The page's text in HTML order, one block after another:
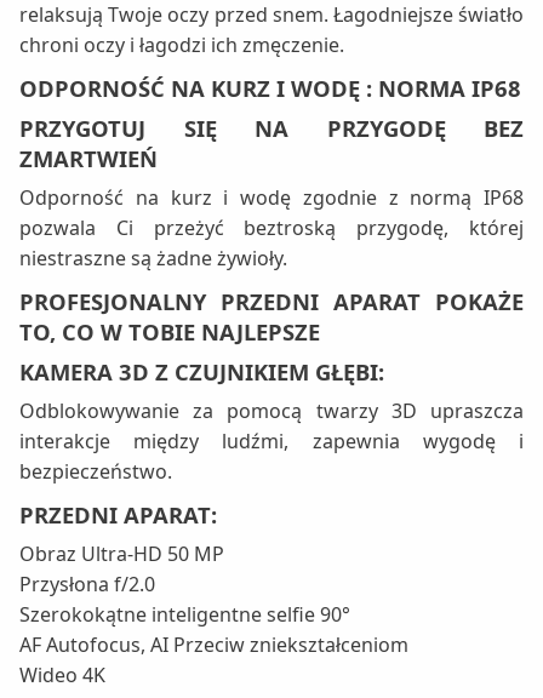
relaksują Twoje oczy przed snem. Łagodniejsze światło
chroni oczy i łagodzi ich zmęczenie.
ODPORNOŚĆ NA KURZ I WODĘ : NORMA IP68
PRZYGOTUJ SIĘ NA PRZYGODĘ BEZ
ZMARTWIEŃ
Odporność na kurz i wodę zgodnie z normą IP68
pozwala Ci przeżyć beztroską przygodę, której
niestraszne są żadne żywioły.
PROFESJONALNY PRZEDNI APARAT POKAŻE
TO, CO W TOBIE NAJLEPSZE
KAMERA 3D Z CZUJNIKIEM GŁĘBI:
Odblokowywanie za pomocą twarzy 3D upraszcza
interakcje między ludźmi, zapewnia wygodę i
bezpieczeństwo.
PRZEDNI APARAT:
Obraz Ultra-HD 50 MP
Przysłona f/2.0
Szerokokątne inteligentne selfie 90°
AF Autofocus, AI Przeciw zniekształceniom
Wideo 4K